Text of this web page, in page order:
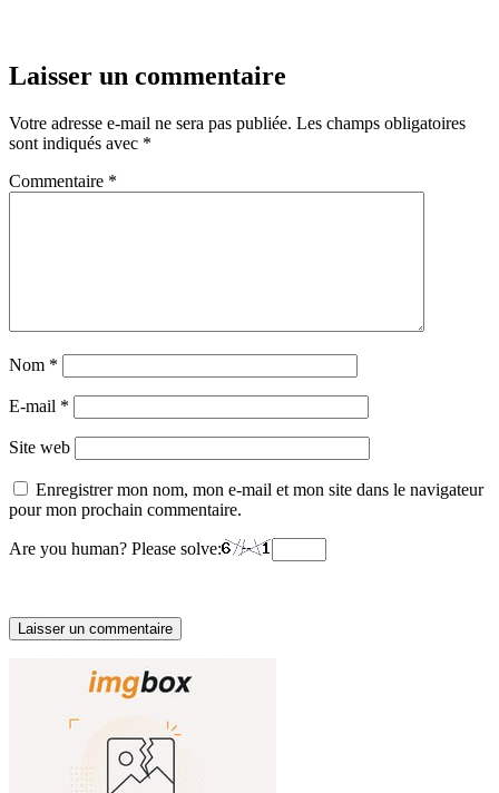
Laisser un commentaire
Votre adresse e-mail ne sera pas publiée. Les champs obligatoires
sont indiqués avec *
Commentaire *
Nom *
E-mail *
Site web
Enregistrer mon nom, mon e-mail et mon site dans le navigateur
pour mon prochain commentaire.
Are you human? Please solve: